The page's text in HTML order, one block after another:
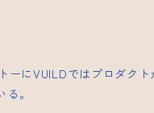
ーにVUILDではプロダクト
。